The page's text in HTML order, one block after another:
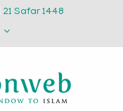
21 Safar 1448